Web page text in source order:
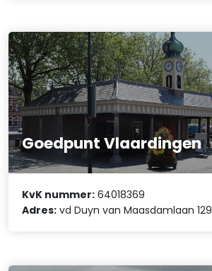
Goedpunt Vlaardingen
KvK nummer: 64018369
Adres: vd Duyn van Maasdamlaan 129